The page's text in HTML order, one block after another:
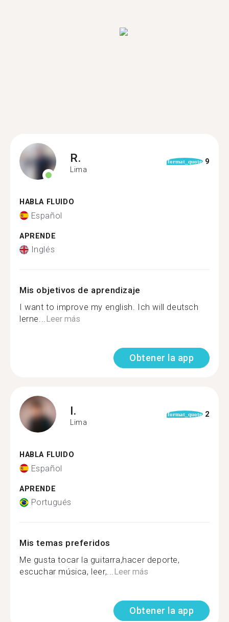
R.
Lima
format_quote 9
HABLA FLUIDO
Español
APRENDE
Inglés
Mis objetivos de aprendizaje
I want to improve my english. Ich will deutsch
lerne...Leer más
Obtener la app
I.
Lima
format_quote 2
HABLA FLUIDO
Español
APRENDE
Portugués
Mis temas preferidos
Me gusta tocar la guitarra,hacer deporte,
escuchar música, leer,...Leer más
Obtener la app